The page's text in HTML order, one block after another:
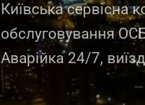
Київська сервісна
обслуговування
Аварійка 24/7,